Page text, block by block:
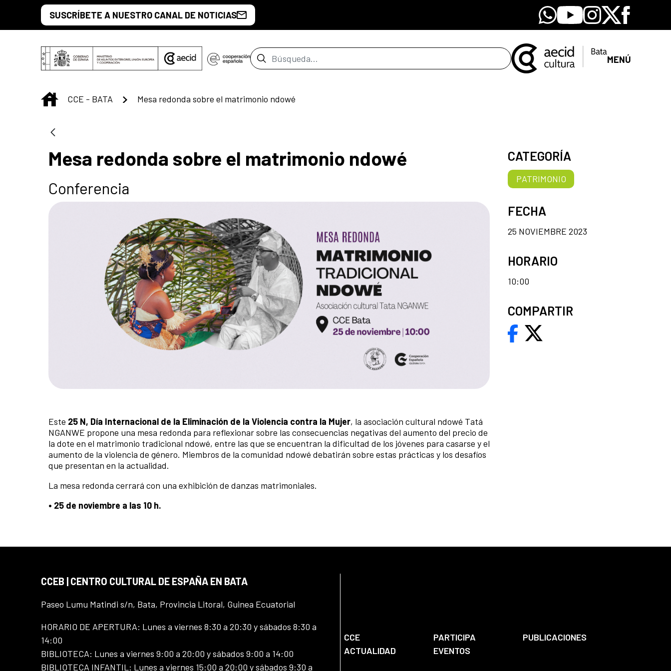
Saltar al contenido principal
SUSCRÍBETE A NUESTRO CANAL DE NOTICIAS Whatsapp
YoutubeInstagram
X Facebook
Barra de búsqueda MENÚ
INICIO
CCE - BATA Mesa redonda sobre el matrimonio ndowé
Mesa redonda sobre el matrimonio ndowé
Conferencia
Este 25 N, Día Internacional de la Eliminación de la Violencia contra la Mujer, la asociación cultural ndowé Tatá
NGANWE propone una mesa redonda para reflexionar sobre las consecuencias negativas del aumento del precio de
la dote en el matrimonio tradicional ndowé, entre las que se encuentran la dificultad de los jóvenes para casarse y el
aumento de la violencia de género. Miembros de la comunidad ndowé debatirán sobre estas prácticas y los desafíos
que presentan en la actualidad.
La mesa redonda cerrará con una exhibición de danzas matrimoniales.
• 25 de noviembre a las 10 h.
CATEGORÍA
PATRIMONIO
FECHA
25 NOVIEMBRE 2023
HORARIO
10:00
COMPARTIR
CCEB | CENTRO CULTURAL DE ESPAÑA EN BATA
Paseo Lumu Matindi s/n, Bata, Provincia Litoral, Guinea Ecuatorial
HORARIO DE APERTURA: Lunes a viernes 8:30 a 20:30 y sábados 8:30 a
14:00
BIBLIOTECA: Lunes a viernes 9:00 a 20:00 y sábados 9:00 a 14:00
BIBLIOTECA INFANTIL: Lunes a viernes 15:00 a 20:00 y sábados 9:30 a
CCE PARTICIPA
PUBLICACIONES
ACTUALIDAD
EVENTOS